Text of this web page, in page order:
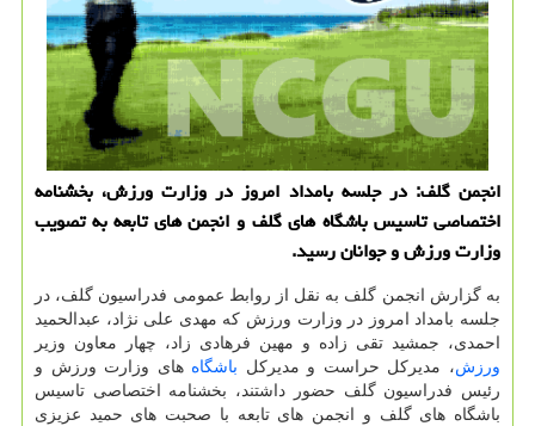
انجمن گلف: در جلسه بامداد امروز در وزارت ورزش، بخشنامه
اختصاصی تاسیس باشگاه های گلف و انجمن های تابعه به تصویب
وزارت ورزش و جوانان رسید.
به گزارش انجمن گلف به نقل از روابط عمومی فدراسیون گلف، در
جلسه بامداد امروز در وزارت ورزش که مهدی علی نژاد، عبدالحمید
احمدی، جمشید تقی زاده و مهین فرهادی زاد، چهار معاون وزیر
ورزش، مدیرکل حراست و مدیرکل باشگاه های وزارت ورزش و
رئیس فدراسیون گلف حضور داشتند، بخشنامه اختصاصی تاسیس
باشگاه های گلف و انجمن های تابعه با صحبت های حمید عزیزی